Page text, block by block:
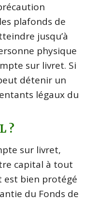
plafonds de
jusqu’à
physique
sur livret. Si
détenir un
légaux du
?
sur livret,
capital à tout
est bien protégé
du Fonds de